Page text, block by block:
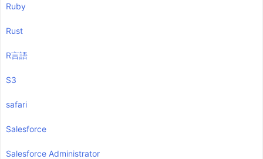
Ruby
Rust
R言語
S3
safari
Salesforce
Salesforce Administrator